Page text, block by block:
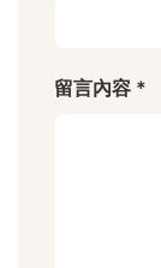
留言內容 *